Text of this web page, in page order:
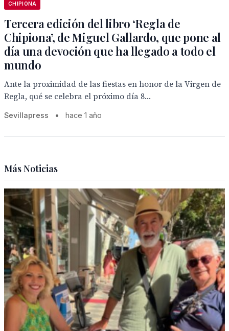
CHIPIONA
Tercera edición del libro ‘Regla de
Chipiona’, de Miguel Gallardo, que pone al
día una devoción que ha llegado a todo el
mundo
Ante la proximidad de las fiestas en honor de la Virgen de
Regla, qué se celebra el próximo día 8...
Sevillapress • hace 1 año
Más Noticias